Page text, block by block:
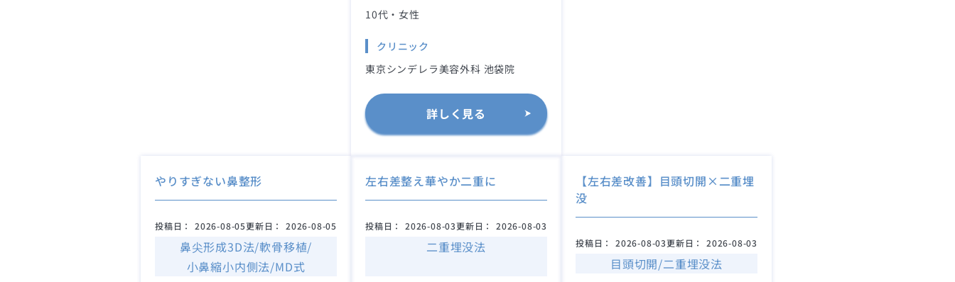
10代・女性
クリニック
東京シンデレラ美容外科 池袋院
詳しく見る
やりすぎない鼻整形
投稿日： 2026-08-05更新日： 2026-08-05
鼻尖形成3D法/軟骨移植/
小鼻縮小内側法/MD式
左右差整え華やか二重に
投稿日： 2026-08-03更新日： 2026-08-03
二重埋没法
【左右差改善】目頭切開×二重埋
没
投稿日： 2026-08-03更新日： 2026-08-03
目頭切開/二重埋没法